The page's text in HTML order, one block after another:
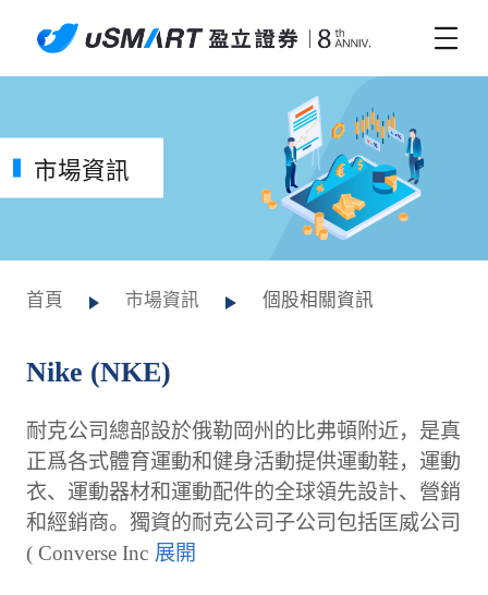
市場資訊
首頁 市場資訊 個股相關資訊
Nike (NKE)
耐克公司總部設於俄勒岡州的比弗頓附近，是真
正爲各式體育運動和健身活動提供運動鞋，運動
衣、運動器材和運動配件的全球領先設計、營銷
和經銷商。獨資的耐克公司子公司包括匡威公司
( Converse Inc